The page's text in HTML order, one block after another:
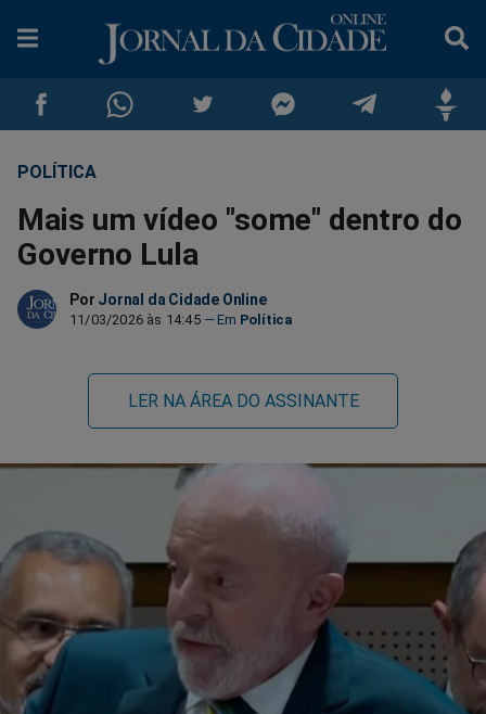
Compartilhar
no
Facebook
Compartilhar
no
Whatsapp
no
Twitter
no
Messenger
no
no
POLÍTICA
Mais um vídeo "some" dentro do
Governo Lula
Por Jornal da Cidade Online
11/03/2026 às 14:45 Política
LER NA ÁREA DO ASSINANTE